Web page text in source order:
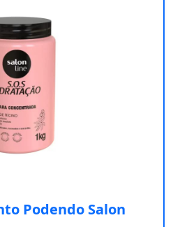
Podendo Salon